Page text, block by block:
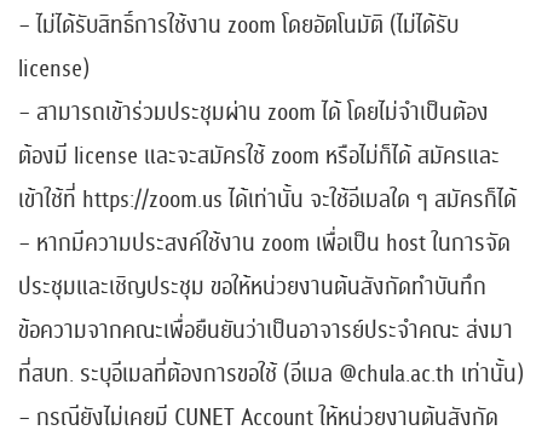
– ไม่ได้รับสิทธิ์การใช้งาน zoom โดยอัตโนมัติ (ไม่ได้รับ
license)
– สามารถเข้าร่วมประชุมผ่าน zoom ได้ โดยไม่จำเป็นต้อง
ต้องมี license และจะสมัครใช้ zoom หรือไม่ก็ได้ สมัครและ
เข้าใช้ที่ https://zoom.us ได้เท่านั้น จะใช้อีเมลใด ๆ สมัครก็ได้
– หากมีความประสงค์ใช้งาน zoom เพื่อเป็น host ในการจัด
ประชุมและเชิญประชุม ขอให้หน่วยงานต้นสังกัดทำบันทึก
ข้อความจากคณะเพื่อยืนยันว่าเป็นอาจารย์ประจำคณะ ส่งมา
ที่สบท. ระบุอีเมลที่ต้องการขอใช้ (อีเมล @chula.ac.th เท่านั้น)
– กรณียังไม่เคยมี CUNET Account ให้หน่วยงานต้นสังกัด